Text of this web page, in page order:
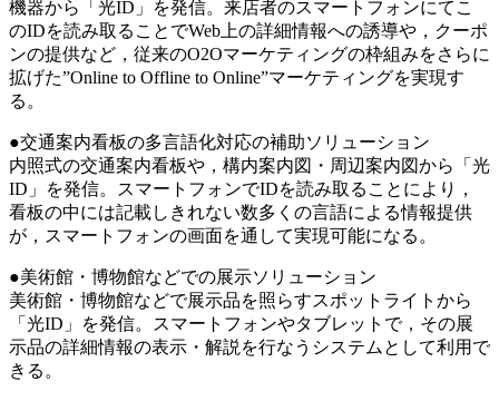
機器から「光ID」を発信。来店者のスマートフォンにてこ
のIDを読み取ることでWeb上の詳細情報への誘導や，クーポ
ンの提供など，従来のO2Oマーケティングの枠組みをさらに
拡げた”Online to Offline to Online”マーケティングを実現す
る。
●交通案内看板の多言語化対応の補助ソリューション
内照式の交通案内看板や，構内案内図・周辺案内図から「光
ID」を発信。スマートフォンでIDを読み取ることにより，
看板の中には記載しきれない数多くの言語による情報提供
が，スマートフォンの画面を通して実現可能になる。
●美術館・博物館などでの展示ソリューション
美術館・博物館などで展示品を照らすスポットライトから
「光ID」を発信。スマートフォンやタブレットで，その展
示品の詳細情報の表示・解説を行なうシステムとして利用で
きる。